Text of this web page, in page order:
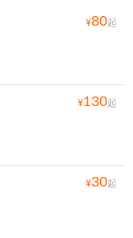
¥80起
¥130起
¥30起